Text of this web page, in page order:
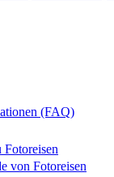
(FAQ)
von Fotoreisen